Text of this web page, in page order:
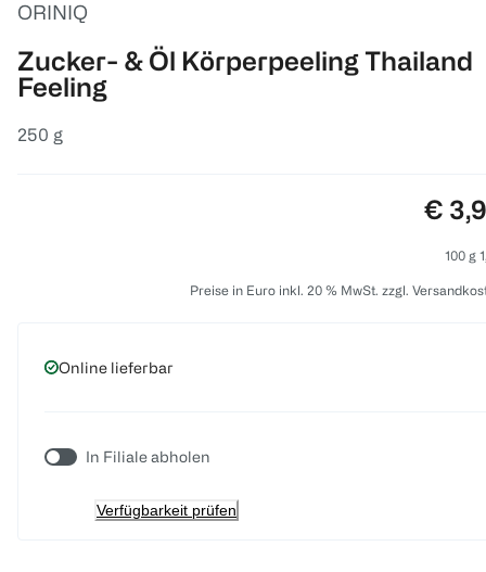
ORINIQ
Zucker- & Öl Körperpeeling Thailand
Feeling
250 g
€
100 g
Preise in Euro inkl. 20 % MwSt. zzgl.
Online lieferbar
In Filiale abholen
Verfügbarkeit prüfen